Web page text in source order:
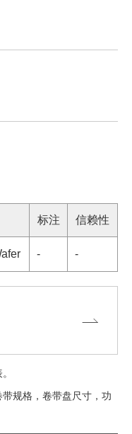
标注 信赖性
- -
规格，卷带盘尺寸，功